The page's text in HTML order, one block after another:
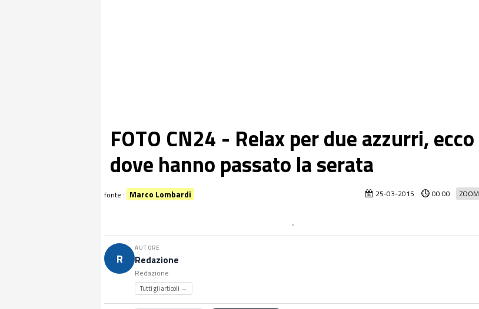
FOTO CN24 - Relax per due azzurri, ecco
dove hanno passato la serata
ZOOM
25-03-2015 00:00
fonte : Marco Lombardi
R
AUTORE
Redazione
Redazione
Tutti gli articoli →